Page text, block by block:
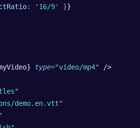
: ' 16/9' }}
type="video/mp4"
/>
"
demo.en.vtt"
"